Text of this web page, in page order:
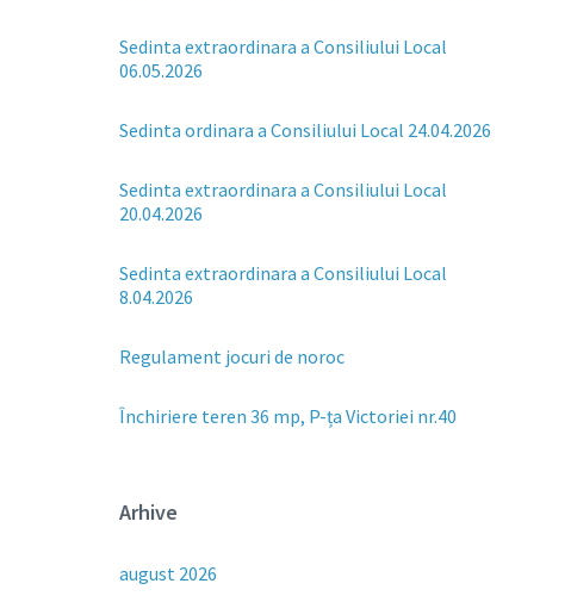
Sedinta extraordinara a Consiliului Local
06.05.2026
Sedinta ordinara a Consiliului Local 24.04.2026
Sedinta extraordinara a Consiliului Local
20.04.2026
Sedinta extraordinara a Consiliului Local
8.04.2026
Regulament jocuri de noroc
Închiriere teren 36 mp, P-ța Victoriei nr.40
Arhive
august 2026